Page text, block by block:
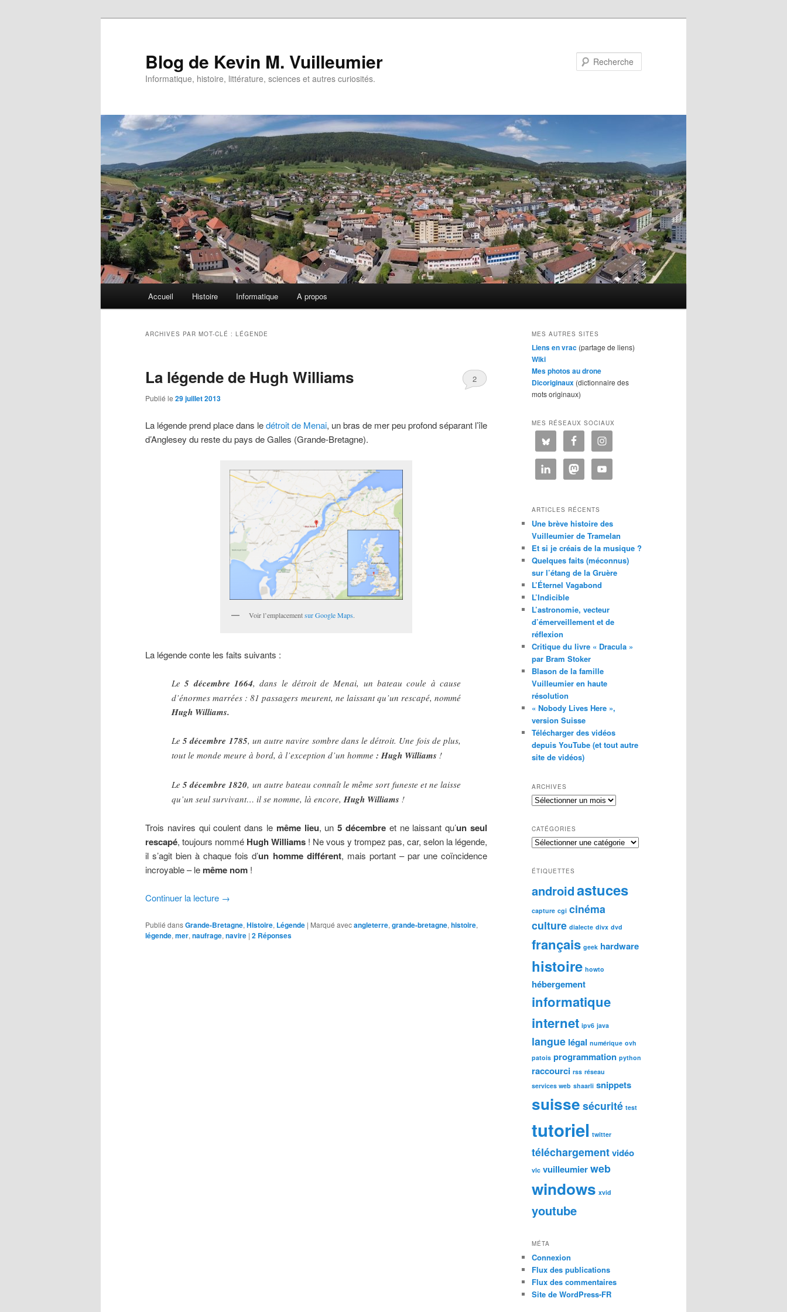
Blog de Kevin M. Vuilleumier
Informatique, histoire, littérature, sciences et autres curiosités.
Accueil Histoire Informatique A propos
ARCHIVES PAR MOT-CLÉ : LÉGENDE
La légende de Hugh Williams
Publié le 29 juillet 2013
2
La légende prend place dans ledétroit de Menai, un bras de mer peu profond séparant l’île
d’Anglesey du reste du pays de Galles (Grande-Bretagne).
Voir l’emplacementsur Google Maps.
La légende conte les faits suivants :
Le5 décembre 1664, dans le détroit de Menai, un bateau coule à cause
d’énormes marrées : 81 passagers meurent, ne laissant qu’un rescapé, nommé
Hugh Williams.
Le5 décembre 1785, un autre navire sombre dans le détroit. Une fois de plus,
tout le monde meure à bord, à l’exception d’un homme : Hugh Williams !
Le5 décembre 1820, un autre bateau connaît le même sort funeste et ne laisse
qu’un seul survivant… il se nomme, là encore, Hugh Williams !
Trois navires qui coulent dans le même lieu, un5 décembre et ne laissant qu’un seul
rescapé, toujours nommé Hugh Williams ! Ne vous y trompez pas, car, selon la légende,
il s’agit bien à chaque fois d’un homme différent, mais portant – par une coïncidence
incroyable – le même nom !
Continuer la lecture →
Publié dansGrande-Bretagne, Histoire, Légende | Marqué avecangleterre, grande-bretagne, histoire,
légende, mer, naufrage, navire | 2 Réponses
MES AUTRES SITES
Liens en vrac (partage de liens)
Wiki
Mes photos au drone
Dicoriginaux (dictionnaire des
mots originaux)
MES RÉSEAUX SOCIAUX
ARTICLES RÉCENTS
Une brève histoire des
Vuilleumier de Tramelan
Et si je créais de la musique ?
Quelques faits (méconnus)
sur l’étang de la Gruère
L’Éternel Vagabond
L’Indicible
L’astronomie, vecteur
d’émerveillement et de
réflexion
Critique du livre « Dracula »
par Bram Stoker
Blason de la famille
Vuilleumier en haute
résolution
« Nobody Lives Here »,
version Suisse
Télécharger des vidéos
depuis YouTube (et tout autre
site de vidéos)
ARCHIVES
Archives
CATÉGORIES
Catégories
ÉTIQUETTES
androidastuces
capture cgi cinéma
culture dialecte divx dvd
français geek hardware
histoire howto
hébergement
informatique
internet ipv6 java
langue légal numérique ovh
patois programmation python
raccourci rss réseau
services web shaarli snippets
suisse sécurité test
tutoriel twitter
téléchargementvidéo
vlc vuilleumierweb
windows xvid
youtube
MÉTA
Connexion
Flux des publications
Flux des commentaires
Site de WordPress-FR